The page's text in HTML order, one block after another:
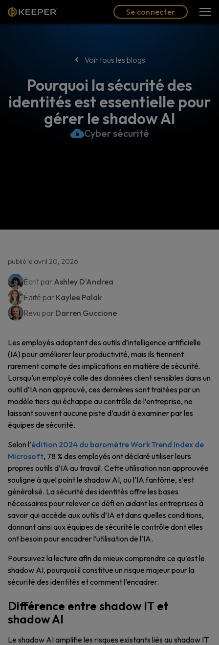
(FR)
Se connecter
Voir tous les blogs
Pourquoi la sécurité des
identités est essentielle pour
gérer le shadow AI
Cyber sécurité
publié le avril 20, 2026
Écrit par Ashley D'Andrea
Édité par Kaylee Palak
Revu par Darren Guccione
Les employés adoptent des outils d’intelligence artificielle
(IA) pour améliorer leur productivité, mais ils tiennent
rarement compte des implications en matière de sécurité.
Lorsqu’un employé colle des données client sensibles dans un
outil d’IA non approuvé, ces dernières sont traitées par un
modèle tiers qui échappe au contrôle de l’entreprise, ne
laissant souvent aucune piste d’audit à examiner par les
équipes de sécurité.
Selon l’édition 2024 du baromètre Work Trend Index de
Microsoft, 78 % des employés ont déclaré utiliser leurs
propres outils d’IA au travail. Cette utilisation non approuvée
souligne à quel point le shadow AI, ou l’IA fantôme, s’est
généralisé. La sécurité des identités offre les bases
nécessaires pour relever ce défi en aidant les entreprises à
savoir qui accède aux outils d’IA et dans quelles conditions,
donnant ainsi aux équipes de sécurité le contrôle dont elles
ont besoin pour encadrer l’utilisation de l’IA.
Poursuivez la lecture afin de mieux comprendre ce qu’est le
shadow AI, pourquoi il constitue un risque majeur pour la
sécurité des identités et comment l’encadrer.
Différence entre shadow IT et
shadow AI
Le shadow AI amplifie les risques existants liés au shadow IT